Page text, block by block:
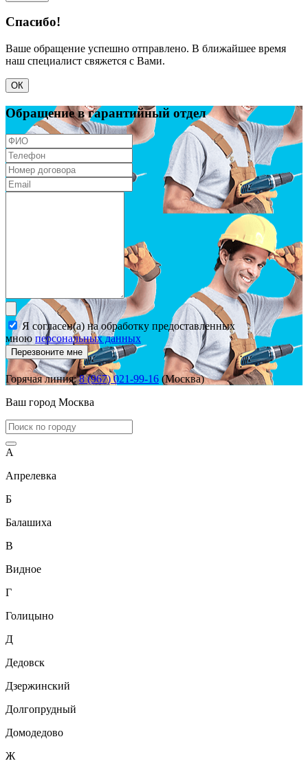
Спасибо!
Ваше обращение успешно отправлено. В ближайшее время
наш специалист свяжется с Вами.
ОК
Обращение в гарантийный отдел
Я согласен(а) на обработку предоставленных
мною персональных данных
Перезвоните мне
Горячая линия:8 (967) 021-99-16 (Москва)
Ваш город Москва
А
Апрелевка
Б
Балашиха
В
Видное
Г
Голицыно
Д
Дедовск
Дзержинский
Долгопрудный
Домодедово
Ж